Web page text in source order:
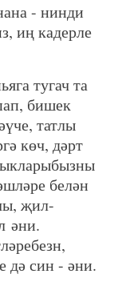
- нинди
иң кадерле
тугач та
бишек
татлы
көч, дәрт
белән
җил-
әни.
дә син - әни.